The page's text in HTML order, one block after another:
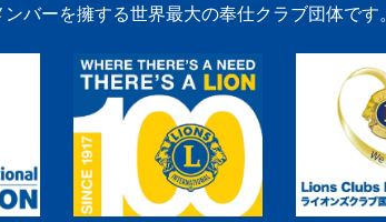
バーを擁する世界最大の奉仕クラブ団体です。